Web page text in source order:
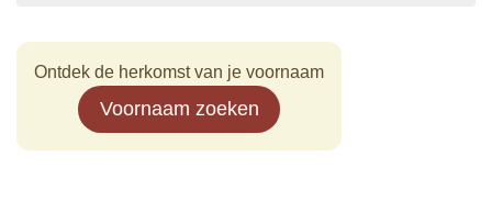
Ontdek de herkomst van je voornaam
Voornaam zoeken